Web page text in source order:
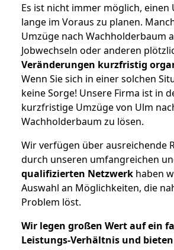
Es ist nicht immer möglich, einen
lange im Voraus zu planen.
Umzüge nach Wachholderbaum
Jobwechseln oder anderen
Veränderungen kurzfristig
Wenn Sie sich in einer solchen
keine Sorge! Unsere Firma ist in
kurzfristige Umzüge von Ulm
Wachholderbaum zu lösen.
Wir verfügen über ausreichende
durch unseren umfangreichen
qualifizierten Netzwerk haben
Auswahl an Möglichkeiten, die
Problem löst.
Wir legen großen Wert auf ein
Leistungs-Verhältnis und